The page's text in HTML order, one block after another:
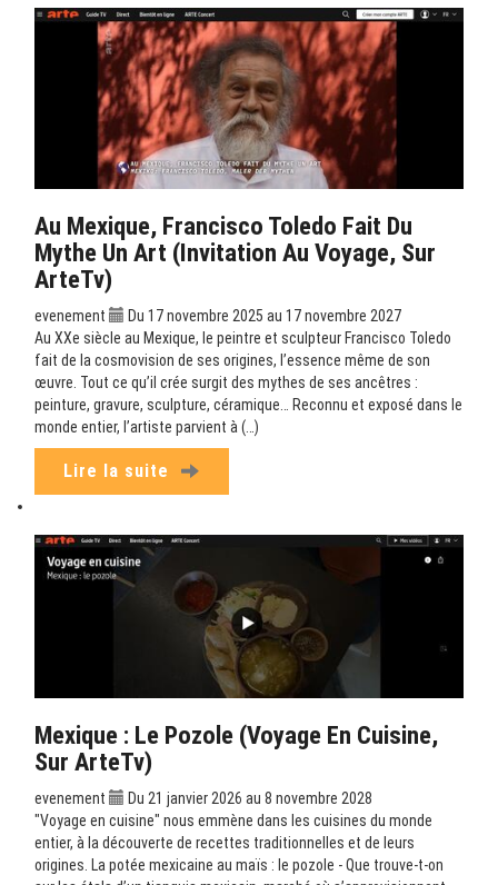
Au Mexique, Francisco Toledo Fait Du
Mythe Un Art (Invitation Au Voyage, Sur
ArteTv)
evenement
Du 17 novembre 2025 au 17 novembre 2027
Au XXe siècle au Mexique, le peintre et sculpteur Francisco Toledo
fait de la cosmovision de ses origines, l’essence même de son
œuvre. Tout ce qu’il crée surgit des mythes de ses ancêtres :
peinture, gravure, sculpture, céramique… Reconnu et exposé dans le
monde entier, l’artiste parvient à (…)
Lire la suite
Mexique : Le Pozole (Voyage En Cuisine,
Sur ArteTv)
evenement
Du 21 janvier 2026 au 8 novembre 2028
"Voyage en cuisine" nous emmène dans les cuisines du monde
entier, à la découverte de recettes traditionnelles et de leurs
origines. La potée mexicaine au maïs : le pozole - Que trouve-t-on